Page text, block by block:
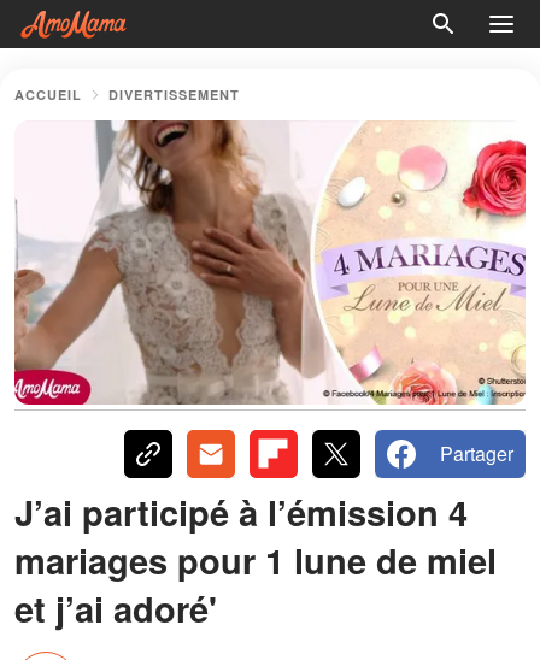
ACCUEIL DIVERTISSEMENT
Partager
J’ai participé à l’émission 4
mariages pour 1 lune de miel
et j’ai adoré'